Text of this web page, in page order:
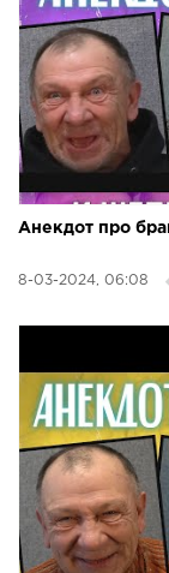
Анекдот про
8-03-2024, 06:08